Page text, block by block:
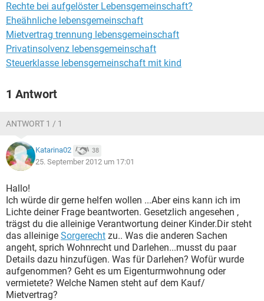
Rechte bei aufgelöster Lebensgemeinschaft?
Eheähnliche lebensgemeinschaft
Mietvertrag trennung lebensgemeinschaft
Privatinsolvenz lebensgemeinschaft
Steuerklasse lebensgemeinschaft mit kind
1 Antwort
ANTWORT 1 / 1
Katarina02 38
25. September 2012 um 17:01
Hallo!
Ich würde dir gerne helfen wollen ...Aber eins kann ich im
Lichte deiner Frage beantworten. Gesetzlich angesehen ,
trägst du die alleinige Verantwortung deiner Kinder.Dir steht
das alleinige Sorgerecht zu.. Was die anderen Sachen
angeht, sprich Wohnrecht und Darlehen...musst du paar
Details dazu hinzufügen. Was für Darlehen? Wofür wurde
aufgenommen? Geht es um Eigenturmwohnung oder
vermietete? Welche Namen steht auf dem Kauf/
Mietvertrag?